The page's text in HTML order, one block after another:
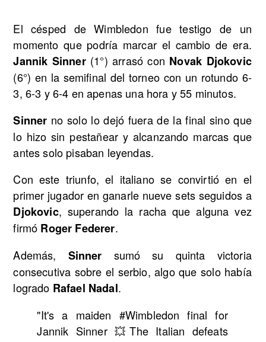
El césped de Wimbledon fue testigo de un
momento que podría marcar el cambio de era.
Jannik Sinner(1°) arrasó con Novak Djokovic
(6°) en la semifinal del torneo con un rotundo 6-
3, 6-3 y 6-4 en apenas una hora y 55 minutos.
Sinner no solo lo dejó fuera de la final sino que
lo hizo sin pestañear y alcanzando marcas que
antes solo pisaban leyendas.
Con este triunfo, el italiano se convirtió en el
primer jugador en ganarle nueve sets seguidos a
Djokovic, superando la racha que alguna vez
firmó Roger Federer.
Además, Sinner sumó su quinta victoria
consecutiva sobre el serbio, algo que solo había
logrado Rafael Nadal.
"It's a maiden #Wimbledon final for
Jannik Sinner 💥The Italian defeats